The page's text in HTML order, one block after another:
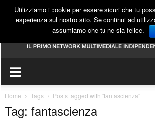
Home Tags Posts tagged with "fantascienza"
Tag: fantascienza
Utilizziamo i cookie per essere sicuri che tu
esperienza sul nostro sito. Se continui ad
assumiamo che tu ne sia felice.